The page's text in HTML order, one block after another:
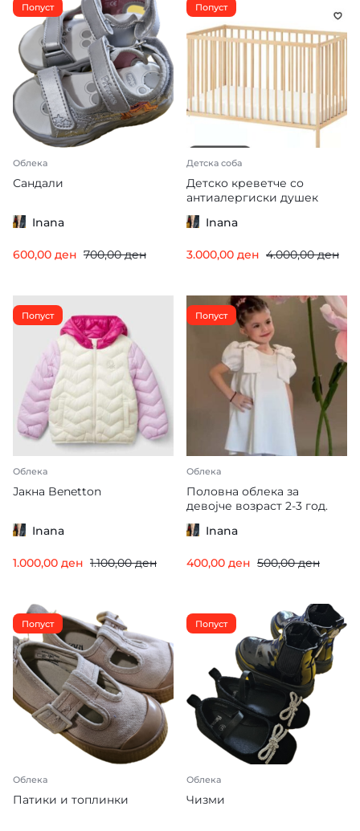
Попуст
Облека
Сандали
Inana
700,00ден
600,00 ден
Попуст
Детска соба
Детско креветче со
антиалергиски душек
Inana
4.000,00ден
3.000,00 ден
Попуст
Облека
Јакна Benetton
Inana
1.100,00ден
1.000,00 ден
Попуст
Облека
Половна облека за
девојче возраст 2-3 год.
Inana
500,00ден
400,00 ден
Попуст
Облека
Патики и топлинки
Попуст
Облека
Чизми